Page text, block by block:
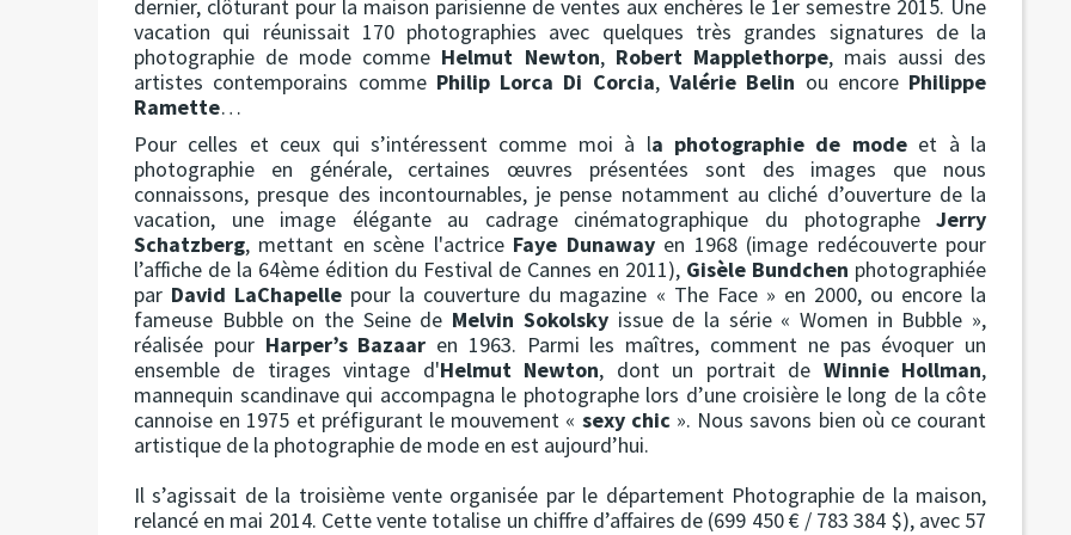
dernier, clôturant pour la maison parisienne de ventes aux enchères le 1er semestre 2015. Une
vacation qui réunissait 170 photographies avec quelques très grandes signatures de la
photographie de mode comme Helmut Newton, Robert Mapplethorpe, mais aussi des
artistes contemporains comme Philip Lorca Di Corcia, Valérie Belin ou encore Philippe
Ramette…
Pour celles et ceux qui s’intéressent comme moi à la photographie de modeet à la
photographie en générale, certaines œuvres présentées sont des images que nous
connaissons, presque des incontournables, je pense notamment au cliché d’ouverture de la
vacation, une image élégante au cadrage cinématographique du photographeJerry
Schatzberg, mettant en scène l'actrice Faye Dunawayen 1968 (image redécouverte pour
l’affiche de la 64ème édition du Festival de Cannes en 2011), Gisèle Bundchen photographiée
par David LaChapelle pour la couverture du magazine « The Face » en 2000, ou encore la
fameuse Bubble on the Seine de Melvin Sokolskyissue de la série « Women in Bubble »,
réalisée pour Harper’s Bazaar en 1963. Parmi les maîtres, comment ne pas évoquer un
ensemble de tirages vintage d'Helmut Newton, dont un portrait de Winnie Hollman,
mannequin scandinave qui accompagna le photographe lors d’une croisière le long de la côte
cannoise en 1975 et préfigurant le mouvement « sexy chic». Nous savons bien où ce courant
artistique de la photographie de mode en est aujourd’hui.
Il s’agissait de la troisième vente organisée par le département Photographie de la maison,
relancé en mai 2014. Cette vente totalise un chiffre d’affaires de (699 450 € / 783 384 $), avec 57